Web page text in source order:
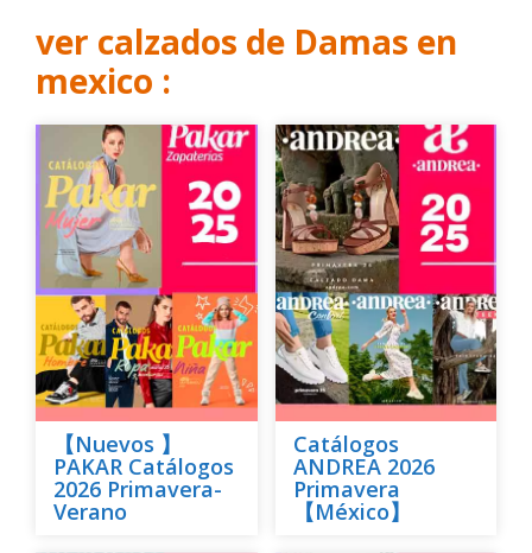
ver calzados de Damas en
mexico :
【Nuevos 】
PAKAR Catálogos
2026 Primavera-
Verano
Catálogos
ANDREA 2026
Primavera
【México】